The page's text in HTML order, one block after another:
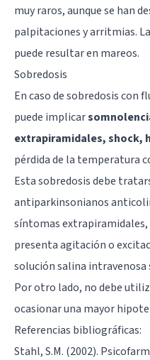
muy raros, aunque se han
palpitaciones y arritmias.
puede resultar en mareos.
Sobredosis
En caso de sobredosis
puede implicar
extrapiramidales, shock,
pérdida de la temperatura
Esta sobredosis debe
antiparkinsonianos
síntomas extrapiramidales,
presenta agitación o
solución salina intravenosa
Por otro lado, no debe
ocasionar una mayor
Referencias bibliográficas:
Stahl, S.M. (2002).